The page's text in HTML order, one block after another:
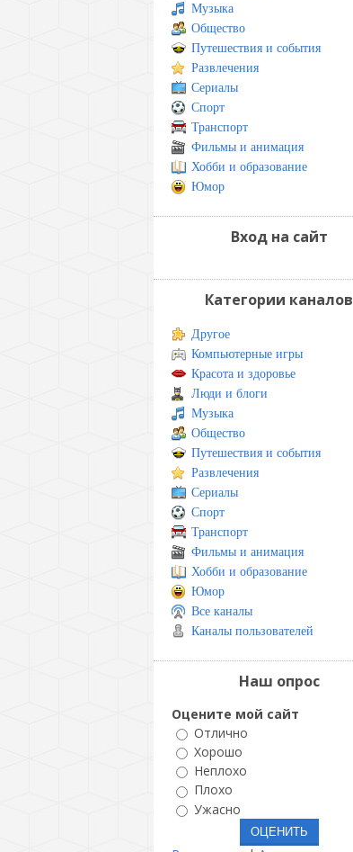
Музыка
Общество
Путешествия и события
Развлечения
Сериалы
Спорт
Транспорт
Фильмы и анимация
Хобби и образование
Юмор
Вход на сайт
Категории каналов
Другое
Компьютерные игры
Красота и здоровье
Люди и блоги
Музыка
Общество
Путешествия и события
Развлечения
Сериалы
Спорт
Транспорт
Фильмы и анимация
Хобби и образование
Юмор
Все каналы
Каналы пользователей
Наш опрос
Оцените мой сайт
Отлично
Хорошо
Неплохо
Плохо
Ужасно